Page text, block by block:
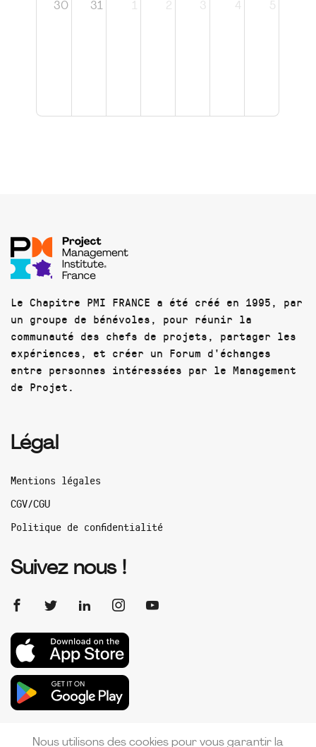
30 31 1 2 3 4 5
Le Chapitre PMI FRANCE a été créé en 1995, par
un groupe de bénévoles, pour réunir la
communauté des chefs de projets, partager les
expériences, et créer un Forum d'échanges
entre personnes intéressées par le Management
de Projet.
Légal
Mentions légales
CGV/CGU
Politique de confidentialité
Suivez nous !
Nous utilisons des cookies pour vous garantir la